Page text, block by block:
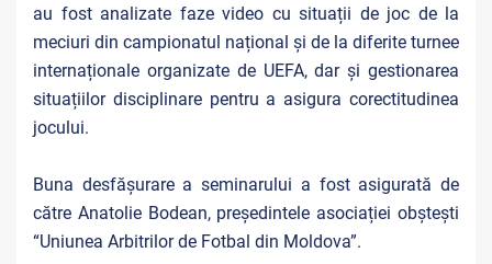
au fost analizate faze video cu situații de joc de la
meciuri din campionatul național și de la diferite turnee
internaționale organizate de UEFA, dar și gestionarea
situațiilor disciplinare pentru a asigura corectitudinea
jocului.
Buna desfășurare a seminarului a fost asigurată de
către Anatolie Bodean, președintele asociației obștești
“Uniunea Arbitrilor de Fotbal din Moldova”.